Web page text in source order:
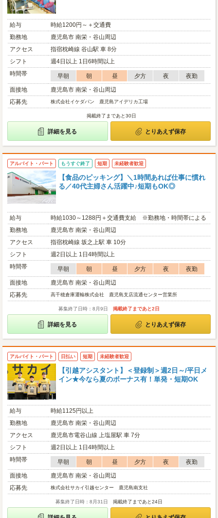
給与
時給1200円～＋交通費
勤務地
鹿児島市 南栄・谷山周辺
アクセス
指宿枕崎線 谷山駅 車 8分
シフト
週4日以上 1日6時間以上
時間帯
早朝 朝 昼 夕方 夜
夜勤
面接地
鹿児島市 南栄・谷山周辺
応募先
株式会社イケダパン 鹿児島アイデリカ工場
掲載終了まであと30日
詳細を見る とりあえず保存
アルバイト・パート もうすぐ終了 短期 未経験者歓迎
【食品のピッキング】＼1時間あれば仕事に慣れ
る／40代主婦さん活躍中♪短期もOK◎
給与
時給1030～1288円＋交通費支給 ※勤務地・時間帯による
勤務地
鹿児島市 南栄・谷山周辺
アクセス
指宿枕崎線 坂之上駅 車 10分
シフト
週2日以上 1日4時間以上
時間帯
早朝 朝 昼 夕方 夜
夜勤
面接地
鹿児島市 南栄・谷山周辺
応募先
高千穂倉庫運輸株式会社 鹿児島支店流通センター営業所
募集終了日時：8月9日 掲載終了まであと2日
詳細を見る とりあえず保存
アルバイト・パート 日払い 短期 未経験者歓迎
【引越アシスタント】＜登録制＞週2日～/平日メ
イン★今なら夏のボーナス有！単発・短期OK
給与
時給1125円以上
勤務地
鹿児島市 南栄・谷山周辺
アクセス
鹿児島市電谷山線 上塩屋駅 車 7分
シフト
週2日以上 1日4時間以上
時間帯
早朝 朝 昼 夕方 夜
夜勤
面接地
鹿児島市 南栄・谷山周辺
応募先
株式会社サカイ引越センター 鹿児島南支社
募集終了日時：8月31日 掲載終了まであと24日